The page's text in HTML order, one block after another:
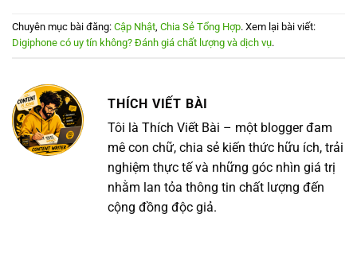
Chuyên mục bài đăng: Cập Nhật, Chia Sẻ Tổng Hợp. Xem lại bài viết:
Digiphone có uy tín không? Đánh giá chất lượng và dịch vụ.
THÍCH VIẾT BÀI
Tôi là Thích Viết Bài – một blogger đam
mê con chữ, chia sẻ kiến thức hữu ích, trải
nghiệm thực tế và những góc nhìn giá trị
nhằm lan tỏa thông tin chất lượng đến
cộng đồng độc giả.